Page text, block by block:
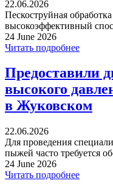
22.06.2026
Пескоструйная
высокоэффективный
24 June 2026
Читать подробнее
Предоставили
высокого
в Жуковском
22.06.2026
Для проведения
пыжей часто требуется
24 June 2026
Читать подробнее